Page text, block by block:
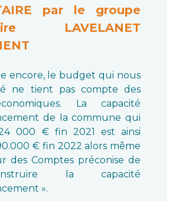
par le groupe
LAVELANET
encore, le budget qui nous
ne tient pas compte des
La capacité
de la commune qui
000 € fin 2021 est ainsi
€ fin 2022 alors même
des Comptes préconise de
la capacité
».